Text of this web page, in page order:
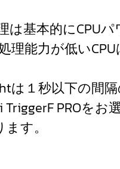
は基本的にCPU
理能力が低いCPU
は１秒以下の間
TriggerF PROを
す。